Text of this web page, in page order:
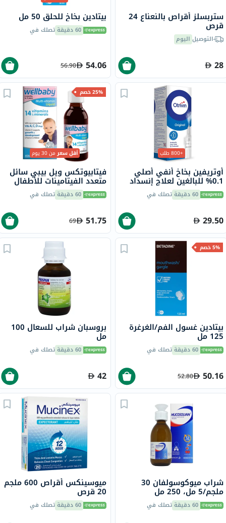
ستربسلز أقراص بالنعناع 24
قرص
التوصيل اليوم
28
بيتادين بخاخ للحلق 50 مل
60 دقيقة تصلك في
54.06
56.90
+800 طلب
أوتريفين بخاخ أنفي أصلي
0.1% للبالغين لعلاج إنسداد
الأنف 10 مل 60 دقيقة تصلك في
29.50
25% خصم
أقل سعرمن 30 يوم
فيتابيوتكس ويل بيبي سائل
متعدد الفيتامينات للأطفال
من عمر 6 أشهر إلى 4 سنوات
150 مل 60 دقيقة تصلك في
51.75
69
5% خصم
بيتادين غسول الفم/الغرغرة
125 مل
60 دقيقة تصلك في
50.16
52.80
بروسبان شراب للسعال 100
مل
60 دقيقة تصلك في
42
شراب ميوكوسولفان 30
ملجم/5 مل، 250 مل
60 دقيقة تصلك في
ميوسينكس أقراص 600 ملجم
20 قرص
60 دقيقة تصلك في